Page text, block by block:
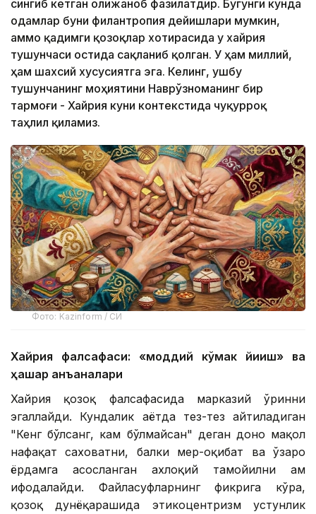
сингиб кетган олижаноб фазилатдир. Бугунги кунда
одамлар буни филантропия дейишлари мумкин,
аммо қадимги қозоқлар хотирасида у хайрия
тушунчаси остида сақланиб қолган. У ҳам миллий,
ҳам шахсий хусусиятга эга. Келинг, ушбу
тушунчанинг моҳиятини Наврўзноманинг бир
тармоғи - Хайрия куни контекстида чуқурроқ
таҳлил қиламиз.
Фото: Kazinform / СИ
Хайрия фалсафаси: «моддий кўмак йиғиш» ва
ҳашар анъаналари
Хайрия қозоқ фалсафасида марказий ўринни
эгаллайди. Кундалик ҳаётда тез-тез айтиладиган
"Кенг бўлсанг, кам бўлмайсан" деган доно мақол
нафақат саховатни, балки меҳр-оқибат ва ўзаро
ёрдамга асосланган ахлоқий тамойилни ҳам
ифодалайди. Файласуфларнинг фикрига кўра,
қозоқ дунёқарашида этикоцентризм устунлик